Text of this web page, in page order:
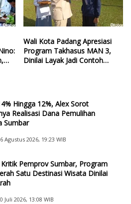
Wali Kota Padang Apresiasi
Program Takhasus MAN 3,
Dinilai Layak Jadi Contoh
Hingga 12%, Alex Sorot
Realisasi Dana Pemulihan
Sumbar
Agustus 2026, 19:23 WIB
Pemprov Sumbar, Program
Satu Destinasi Wisata Dinilai
Juli 2026, 13:08 WIB